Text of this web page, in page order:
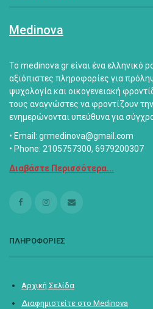
Medinova
Το medinova.gr είναι ένα ελληνικό
αξιόπιστες πληροφορίες για
ψυχολογία και οικογενειακή
τους αναγνώστες να φροντίζουν
ενημερώνονται υπεύθυνα για
• Email: grmedinova@gmail.com
• Phone: 2105757300, 6979200307
Διαβάστε Περισσότερα...
ΠΛΗΡΟΦΟΡΙΕΣ
Αρχική Σελίδα
Διαφημιστείτε στο Medinova